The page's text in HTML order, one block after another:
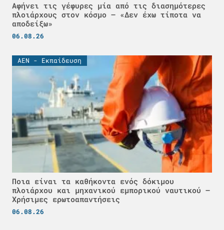
Αφήνει τις γέφυρες μία από τις διασημότερες
πλοιάρχους στον κόσμο – «Δεν έχω τίποτα να
αποδείξω»
06.08.26
ΑΕΝ - Εκπαίδευση
Ποια είναι τα καθήκοντα ενός δόκιμου
πλοιάρχου και μηχανικού εμπορικού ναυτικού –
Χρήσιμες ερωτοαπαντήσεις
06.08.26